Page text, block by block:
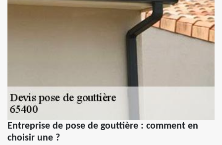
Entreprise de pose de gouttière : comment en
choisir une ?